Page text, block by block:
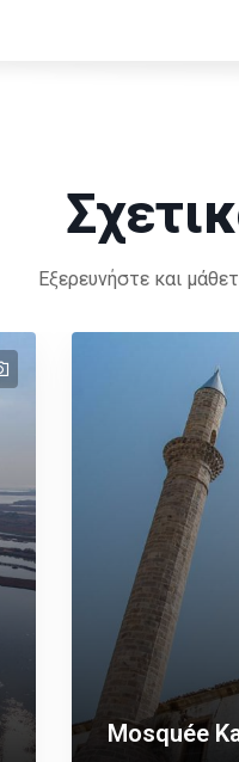
Εξερευνήστε και
Mosquée